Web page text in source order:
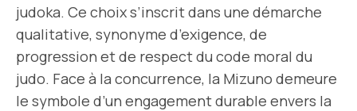
judoka. Ce choix s’inscrit dans une démarche
qualitative, synonyme d’exigence, de
progression et de respect du code moral du
judo. Face à la concurrence, la Mizuno demeure
le symbole d’un engagement durable envers la